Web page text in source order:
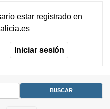
estar registradoen
Iniciar sesión